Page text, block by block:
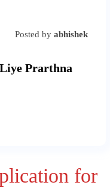
Posted byabhishek
Liye Prarthna
for